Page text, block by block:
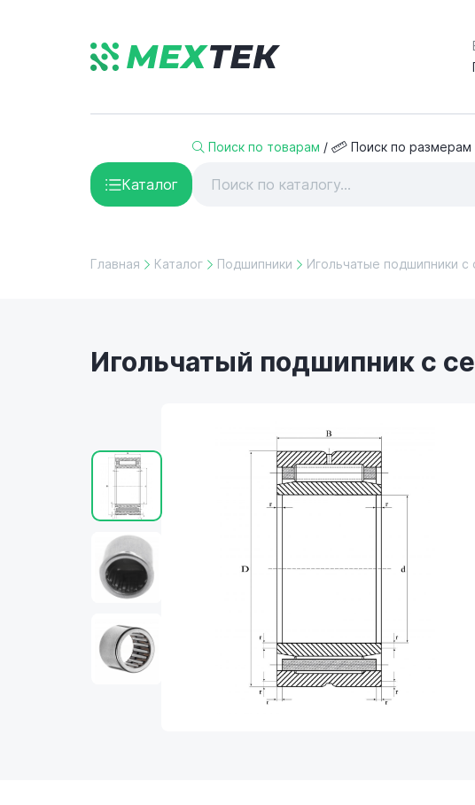
Каталог
Поиск по товарам / Поиск по размерам
Главная Каталог Подшипники Игольчатые подшипники
Игольчатый подшипник с